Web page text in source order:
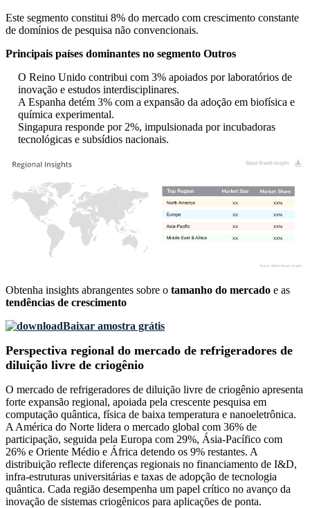
Este segmento constitui 8% do mercado com crescimento constante
de domínios de pesquisa não convencionais.
Principais países dominantes no segmento Outros
O Reino Unido contribui com 3% apoiados por laboratórios de
inovação e estudos interdisciplinares.
A Espanha detém 3% com a expansão da adoção em biofísica e
química experimental.
Singapura responde por 2%, impulsionada por incubadoras
tecnológicas e subsídios nacionais.
XX%
XX
XX%
XX
XX%
XX
XX%
XX
Obtenha insights abrangentes sobre o tamanho do mercado e as
tendências de crescimento
Baixar amostra grátis
Perspectiva regional do mercado de refrigeradores de
diluição livre de criogênio
O mercado de refrigeradores de diluição livre de criogênio apresenta
forte expansão regional, apoiada pela crescente pesquisa em
computação quântica, física de baixa temperatura e nanoeletrônica.
A América do Norte lidera o mercado global com 36% de
participação, seguida pela Europa com 29%, Ásia-Pacífico com
26% e Oriente Médio e África detendo os 9% restantes. A
distribuição reflecte diferenças regionais no financiamento de I&D,
infra-estruturas universitárias e taxas de adopção de tecnologia
quântica. Cada região desempenha um papel crítico no avanço da
inovação de sistemas criogênicos para aplicações de ponta.